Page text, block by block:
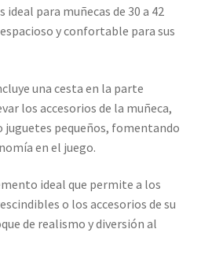
ideal para muñecas de 30 a 42
y confortable para sus
una cesta en la parte
los accesorios de la muñeca,
pequeños, fomentando
en el juego.
ideal que permite a los
o los accesorios de su
de realismo y diversión al